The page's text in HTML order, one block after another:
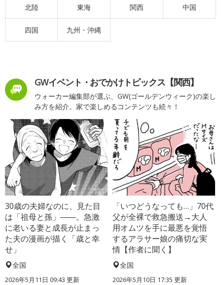
北陸 東海 関西 中国
四国 九州・沖縄
GWイベント・おでかけトピックス【関西】
ウォーカー編集部が選ぶ、GW(ゴールデンウィーク)の楽し
み方を紹介。家で楽しめるコンテンツも続々！
30歳の夫婦なのに、見た目
は「祖母と孫」――。急激
に老いる妻と成長が止まっ
た夫の漫画が描く「歳と幸
せ」
全国
2026年5月11日 09:43 更新
「いつどうなっても…」70代
父が全裸で救急搬送→大人
用オムツを手に最悪を覚悟
するアラサー娘の痛切な実
情【作者に聞く】
全国
2026年5月10日 17:35 更新